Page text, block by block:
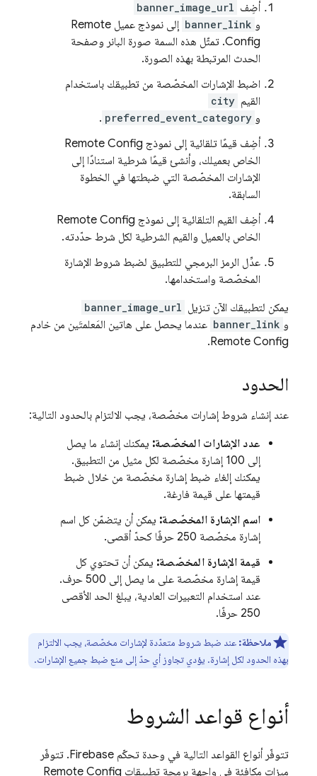
أضِف banner_image_url
و banner_link إلى نموذج عميل Remote
Config. تمثّل هذه السمة صورة البانر وصفحة
الحدث المرتبطة بهذه الصورة.
اضبط الإشارات المخصّصة من تطبيقك باستخدام
القيم city
و preferred_event_category
.
أضِف قيمًا تلقائية إلى نموذج Remote Config
الخاص بعميلك، وأنشئ قيمًا شرطية استنادًا إلى
الإشارات المخصّصة التي ضبطتها في الخطوة
السابقة.
أضِف القيم التلقائية إلى نموذج Remote Config
الخاص بالعميل والقيم الشرطية لكل شرط حدّدته.
عدِّل الرمز البرمجي للتطبيق لضبط شروط الإشارة
المخصّصة واستخدامها.
يمكن لتطبيقك الآن تنزيل banner_image_url
و banner_link عندما يحصل على هاتين المَعلمتَين من خادم
Remote Config
.
الحدود
عند إنشاء شروط إشارات مخصّصة، يجب الالتزام بالحدود التالية:
عدد الإشارات المخصّصة: يمكنك إنشاء ما يصل
إلى 100 إشارة مخصّصة لكل مثيل من التطبيق.
يمكنك إلغاء ضبط إشارة مخصّصة من خلال ضبط
قيمتها على قيمة فارغة.
اسم الإشارة المخصّصة: يمكن أن يتضمّن كل اسم
إشارة مخصّصة 250 حرفًا كحدّ أقصى.
قيمة الإشارة المخصّصة: يمكن أن تحتوي كل
قيمة إشارة مخصّصة على ما يصل إلى 500 حرف.
عند استخدام التعبيرات العادية، يبلغ الحد الأقصى
250 حرفًا.
ملاحظة: عند ضبط شروط متعدّدة لإشارات مخصّصة، يجب الالتزام
بهذه الحدود لكل إشارة. يؤدي تجاوز أي حدّ إلى منع ضبط جميع الإشارات.
أنواع قواعد الشروط
تتوفّر أنواع القواعد التالية في وحدة تحكّم Firebase. تتوفّر
ميزات مكافئة في واجهة برمجة تطبيقات Remote Config